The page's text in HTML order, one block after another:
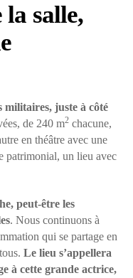
la salle,
militaires, juste à côté
de 240 m2 chacune,
en théâtre avec une
patrimonial, un lieu avec
peut-être les
. Nous continuons à
qui se partage en
Le lieu s’appellera
à cette grande actrice,